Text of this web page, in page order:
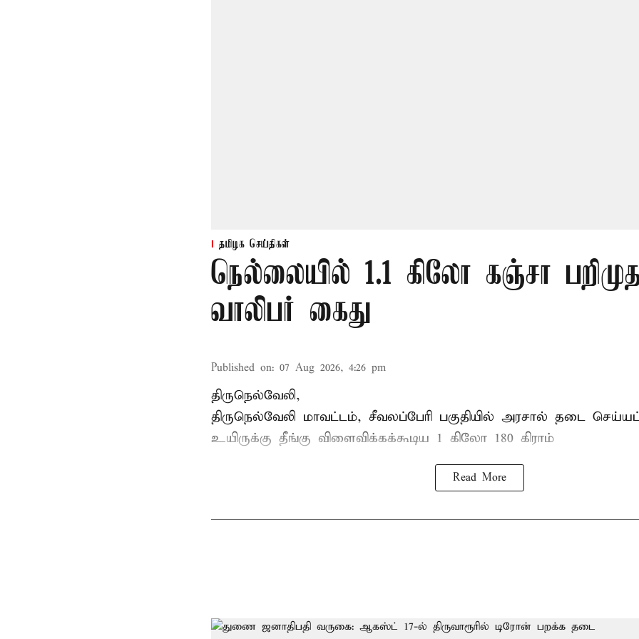
தமிழக செய்திகள்
நெல்லையில் 1.1 கிலோ கஞ்சா
வாலிபர் கைது
Published on: 07 Aug 2026, 4:26 pm
திருநெல்வேலி,
திருநெல்வேலி மாவட்டம், சீவலப்பேரி பகுதியில் அரசால் தடை
உயிருக்கு தீங்கு விளைவிக்கக்கூடிய 1 கிலோ 180 கிராம்
Read More